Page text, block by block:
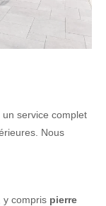
un service complet
. Nous
, y compris pierre